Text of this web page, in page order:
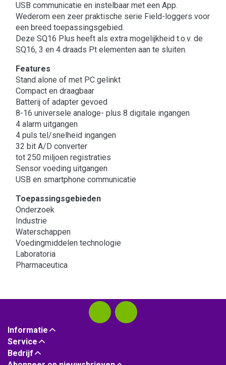
USB communicatie en instelbaar met een App.
Wederom een zeer praktische serie Field-loggers voor
een breed toepassingsgebied.
Deze SQ16 Plus heeft als extra mogelijkheid t.o.v. de
SQ16, 3 en 4 draads Pt elementen aan te sluiten.
Features
Stand alone of met PC gelinkt
Compact en draagbaar
Batterij of adapter gevoed
8-16 universele analoge- plus 8 digitale ingangen
4 alarm uitgangen
4 puls tel/snelheid ingangen
32 bit A/D converter
tot 250 miljoen registraties
Sensor voeding uitgangen
USB en smartphone communicatie
Toepassingsgebieden
Onderzoek
Industrie
Waterschappen
Voedingmiddelen technologie
Laboratoria
Pharmaceutica
Informatie
Service
Bedrijf